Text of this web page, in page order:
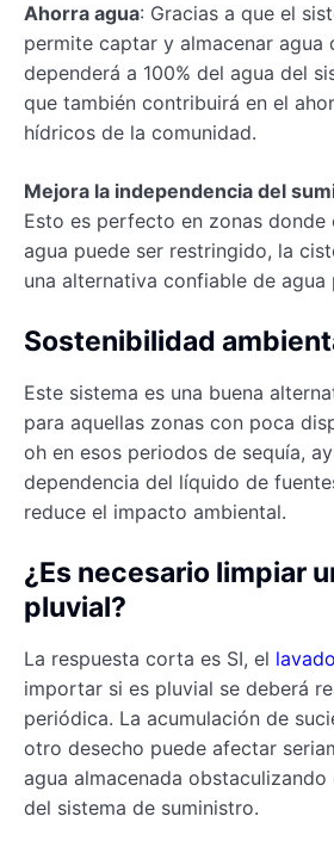
Ahorra agua: Gracias a que el
permite captar y almacenar agua
dependerá a 100% del agua del
que también contribuirá en el
hídricos de la comunidad.
Mejora la independencia del
Esto es perfecto en zonas donde
agua puede ser restringido, la
una alternativa confiable de agua
Sostenibilidad
Este sistema es una buena
para aquellas zonas con poca
oh en esos periodos de sequía,
dependencia del líquido de
reduce el impacto ambiental.
¿Es necesario limpiar
pluvial?
La respuesta corta es SI, el
importar si es pluvial se deberá
periódica. La acumulación de
otro desecho puede afectar
agua almacenada
del sistema de suministro.